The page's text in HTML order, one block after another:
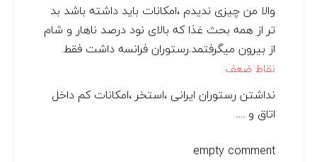
والا من چیزی ندیدم ،امکانات باید داشته باشد بد
تر از همه بحث غذا که بالای نود درصد ناهار و شام
از بیرون میگرفتمد.رستوران فرانسه داشت فقط.
نقاط ضعف:
نداشتن رستوران ایرانی ،استخر ،امکانات کم داخل
اتاق و ....
empty comment